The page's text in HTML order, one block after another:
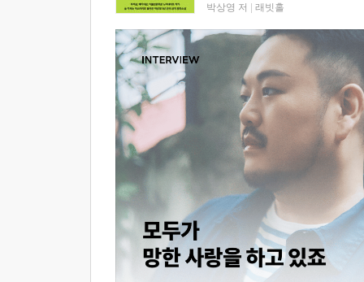
박상영 저 래빗홀